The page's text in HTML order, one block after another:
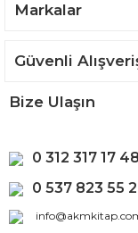
Markalar
Güvenli
Bize Ulaşın
0 312 317 17 48
0 537 823 55